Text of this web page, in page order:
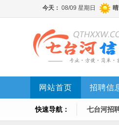
网站首页 招聘信
快速导航： 七台河招